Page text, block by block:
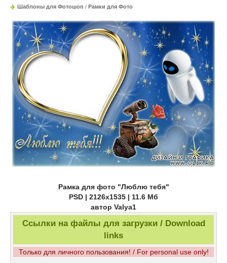
Шаблоны для Фотошоп / Рамки для Фото
Рамка для фото "Люблю тебя"
PSD | 2126x1535 | 11.6 Мб
автор Valya1
Ссылки на файлы для загрузки / Download
links
Только для личного пользования! / For personal use only!